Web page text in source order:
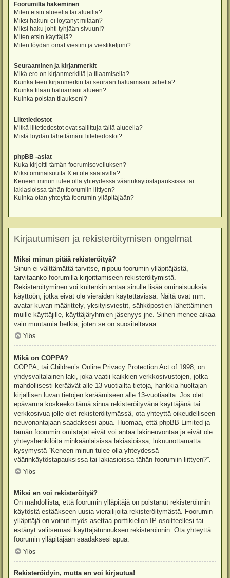
Foorumilta hakeminen
Miten etsin alueelta tai alueilta?
Miksi hakuni ei löytänyt mitään?
Miksi haku johti tyhjään sivuun!?
Miten etsin käyttäjiä?
Miten löydän omat viestini ja viestiketjuni?
Seuraaminen ja kirjanmerkit
Mikä ero on kirjanmerkillä ja tilaamisella?
Kuinka teen kirjanmerkin tai seuraan haluamaani aihetta?
Kuinka tilaan haluamani alueen?
Kuinka poistan tilaukseni?
Liitetiedostot
Mitkä liitetiedostot ovat sallittuja tällä alueella?
Mistä löydän lähettämäni liitetiedostot?
phpBB -asiat
Kuka kirjoitti tämän foorumisovelluksen?
Miksi ominaisuutta X ei ole saatavilla?
Keneen minun tulee olla yhteydessä väärinkäytöstapauksissa tai
lakiasioissa tähän foorumiin liittyen?
Kuinka otan yhteyttä foorumin ylläpitäjään?
Kirjautumisen ja rekisteröitymisen ongelmat
Miksi minun pitää rekisteröityä?
Sinun ei välttämättä tarvitse, riippuu foorumin ylläpitäjästä,
tarvitaanko foorumilla kirjoittamiseen rekisteröitymistä.
Rekisteröityminen voi kuitenkin antaa sinulle lisää ominaisuuksia
käyttöön, jotka eivät ole vieraiden käytettävissä. Näitä ovat mm.
avatar-kuvan määrittely, yksityisviestit, sähköpostien lähettäminen
muille käyttäjille, käyttäjäryhmien jäsenyys jne. Siihen menee aikaa
vain muutamia hetkiä, joten se on suositeltavaa.
Ylös
Mikä on COPPA?
COPPA, tai Children’s Online Privacy Protection Act of 1998, on
yhdysvaltalainen laki, joka vaatii kaikkien verkkosivustojen, jotka
mahdollisesti keräävät alle 13-vuotiailta tietoja, hankkia huoltajan
kirjallisen luvan tietojen keräämiseen alle 13-vuotiaalta. Jos olet
epävarma koskeeko tämä sinua rekisteröityvänä käyttäjänä tai
verkkosivua jolle olet rekisteröitymässä, ota yhteyttä oikeudelliseen
neuvonantajaan saadaksesi apua. Huomaa, että phpBB Limited ja
tämän foorumin omistajat eivät voi antaa lakineuvontaa ja eivät ole
yhteyshenkilöitä minkäänlaisissa lakiasioissa, lukuunottamatta
kysymystä “Keneen minun tulee olla yhteydessä
väärinkäytöstapauksissa tai lakiasioissa tähän foorumiin liittyen?”.
Ylös
Miksi en voi rekisteröityä?
On mahdollista, että foorumin ylläpitäjä on poistanut rekisteröinnin
käytöstä estääkseen uusia vierailijoita rekisteröitymästä. Foorumin
ylläpitäjä on voinut myös asettaa porttikiellon IP-osoitteellesi tai
estänyt valitsemasi käyttäjätunnuksen rekisteröinnin. Ota yhteyttä
foorumin ylläpitäjään saadaksesi apua.
Ylös
Rekisteröidyin, mutta en voi kirjautua!